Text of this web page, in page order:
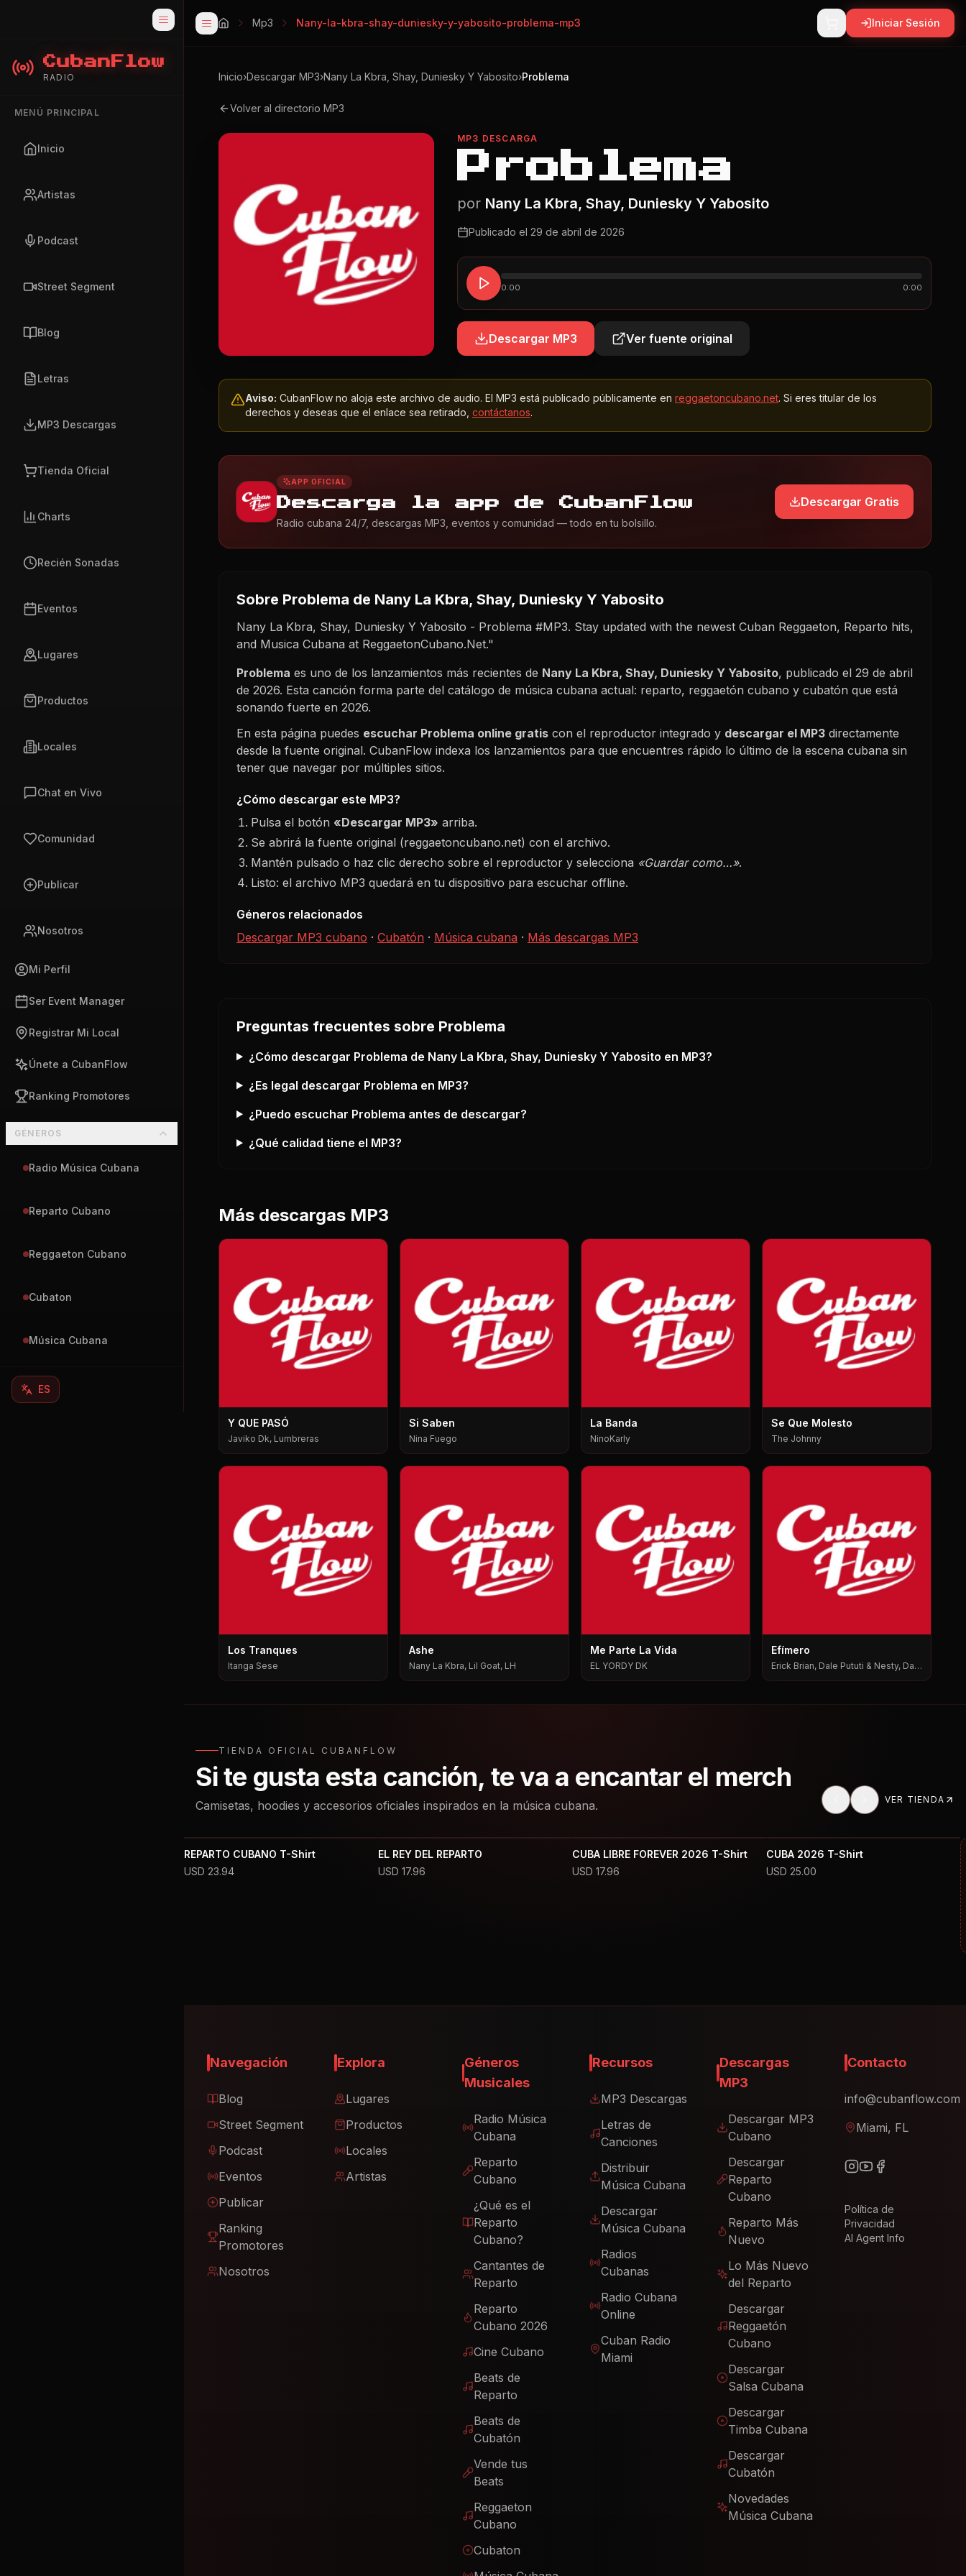
CubanFlow
RADIO
MENÚ PRINCIPAL
Inicio
Artistas
Podcast
Street Segment
Blog
Letras
MP3 Descargas
Tienda Oficial
Charts
Recién Sonadas
Eventos
Lugares
Productos
Locales
Chat en Vivo
Comunidad
Publicar
Nosotros
Mi Perfil
Ser Event Manager
Registrar Mi Local
Únete a CubanFlow
Ranking Promotores
GÉNEROS
Radio Música Cubana
Reparto Cubano
Reggaeton Cubano
Cubaton
Música Cubana
ES
Mp3 Nany-la-kbra-shay-duniesky-y-yabosito-problema-mp3 Iniciar Sesión
Inicio›Descargar MP3›Nany La Kbra, Shay, Duniesky Y Yabosito›Problema
Volver al directorio MP3
MP3 DESCARGA
Problema
por Nany La Kbra, Shay, Duniesky Y Yabosito
Publicado el 29 de abril de 2026
0:00 0:00
Descargar MP3 Ver fuente original
Aviso: CubanFlow no aloja este archivo de audio. El MP3 está publicado públicamente en reggaetoncubano.net. Si eres titular de los
derechos y deseas que el enlace sea retirado, contáctanos.
APP OFICIAL
Descarga la app de CubanFlow
Radio cubana 24/7, descargas MP3, eventos y comunidad — todo en tu bolsillo.
Descargar Gratis
Sobre Problema de Nany La Kbra, Shay, Duniesky Y Yabosito
Nany La Kbra, Shay, Duniesky Y Yabosito - Problema #MP3. Stay updated with the newest Cuban Reggaeton, Reparto hits,
and Musica Cubana at ReggaetonCubano.Net."
Problema es uno de los lanzamientos más recientes de Nany La Kbra, Shay, Duniesky Y Yabosito, publicado el 29 de abril
de 2026. Esta canción forma parte del catálogo de música cubana actual: reparto, reggaetón cubano y cubatón que está
sonando fuerte en 2026.
En esta página puedes escuchar Problema online gratis con el reproductor integrado y descargar el MP3 directamente
desde la fuente original. CubanFlow indexa los lanzamientos para que encuentres rápido lo último de la escena cubana sin
tener que navegar por múltiples sitios.
¿Cómo descargar este MP3?
Pulsa el botón «Descargar MP3» arriba.
Se abrirá la fuente original (reggaetoncubano.net) con el archivo.
Mantén pulsado o haz clic derecho sobre el reproductor y selecciona «Guardar como…».
Listo: el archivo MP3 quedará en tu dispositivo para escuchar offline.
Géneros relacionados
Descargar MP3 cubano · Cubatón · Música cubana · Más descargas MP3
Preguntas frecuentes sobre Problema
¿Cómo descargar Problema de Nany La Kbra, Shay, Duniesky Y Yabosito en MP3?
¿Es legal descargar Problema en MP3?
¿Puedo escuchar Problema antes de descargar?
¿Qué calidad tiene el MP3?
Más descargas MP3
Y QUE PASÓ
Javiko Dk, Lumbreras
Si Saben
Nina Fuego
La Banda
NinoKarly
Se Que Molesto
The Johnny
Los Tranques
Itanga Sese
Ashe
Nany La Kbra, Lil Goat, LH
Me Parte La Vida
EL YORDY DK
Efímero
Erick Brian, Dale Pututi & Nesty, Dale
TIENDA OFICIAL CUBANFLOW
Si te gusta esta canción, te va a encantar el merch
Camisetas, hoodies y accesorios oficiales inspirados en la música cubana. VER TIENDA
REPARTO CUBANO T-Shirt
USD 23.94
EL REY DEL REPARTO
USD 17.96
CUBA LIBRE FOREVER 2026 T-Shirt
USD 17.96
CUBA 2026 T-Shirt
USD 25.00
Navegación
Blog
Street Segment
Podcast
Eventos
Publicar
Ranking
Promotores
Nosotros
Explora
Lugares
Productos
Locales
Artistas
Géneros
Musicales
Radio Música
Cubana
Reparto
Cubano
¿Qué es el
Reparto
Cubano?
Cantantes de
Reparto
Reparto
Cubano 2026
Cine Cubano
Beats de
Reparto
Beats de
Cubatón
Vende tus
Beats
Reggaeton
Cubano
Cubaton
Recursos
MP3 Descargas
Letras de
Canciones
Distribuir
Música Cubana
Descargar
Música Cubana
Radios
Cubanas
Radio Cubana
Online
Cuban Radio
Miami
Descargas
MP3
Descargar MP3
Cubano
Descargar
Reparto
Cubano
Reparto Más
Nuevo
Lo Más Nuevo
del Reparto
Descargar
Reggaetón
Cubano
Descargar
Salsa Cubana
Descargar
Timba Cubana
Descargar
Cubatón
Novedades
Música Cubana
Contacto
info@cubanflow.com
Miami, FL
Política de
Privacidad
AI Agent Info